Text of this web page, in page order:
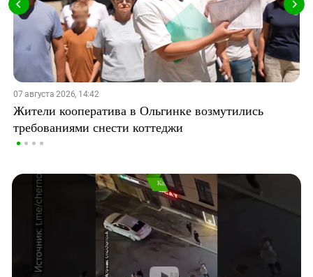
07 августа 2026, 14:42
Жители кооператива в Ольгинке возмутились
требованиями снести коттеджи